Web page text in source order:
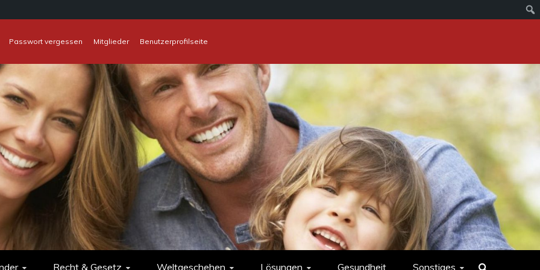
Passwort vergessen Mitglieder
Benutzerprofilseite
Recht & Gesetz Weltgeschehen Lösungen Gesundheit Sonstiges